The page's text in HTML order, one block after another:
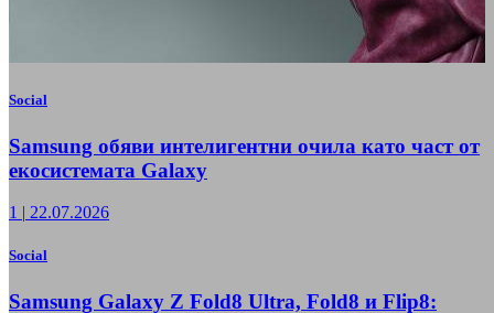
Social
Samsung обяви интелигентни очила като част от
екосистемата Galaxy
1 | 22.07.2026
Social
Samsung Galaxy Z Fold8 Ultra, Fold8 и Flip8: